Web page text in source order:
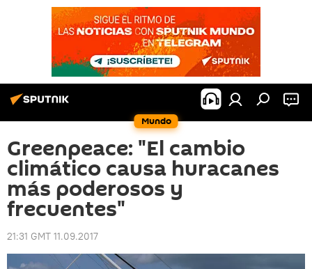
Mundo
Greenpeace: "El cambio
climático causa huracanes
más poderosos y
frecuentes"
21:31 GMT 11.09.2017